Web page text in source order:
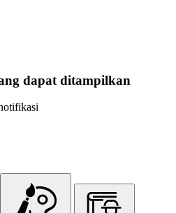
dapat ditampilkan